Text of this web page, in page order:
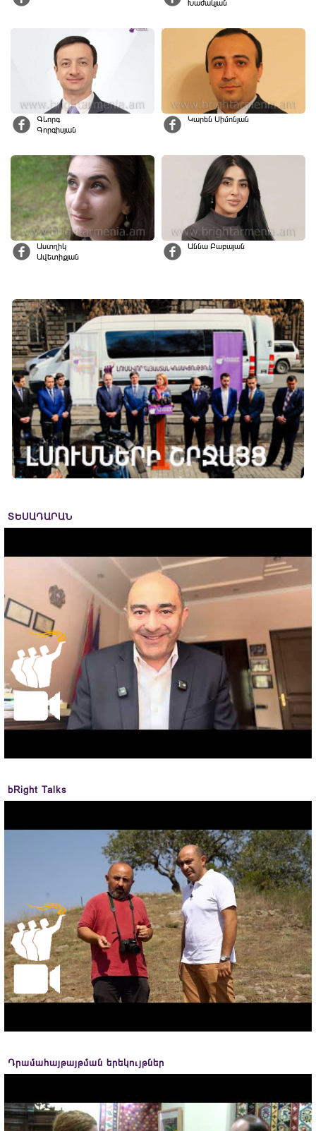
Խաժակյան
Գևորգ
Գորգիսյան
Կարեն Սիմոնյան
Աստղիկ
Ավետիքյան
Աննա Բաբայան
ՏԵՍԱԴԱՐԱՆ
bRight Talks
Դրամահայթայթման երեկույթներ